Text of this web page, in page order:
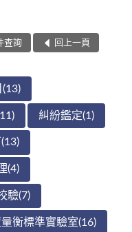
查詢 回上一頁
糾紛鑑定(1)
(4)
驗(7)
量衡標準實驗室(16)